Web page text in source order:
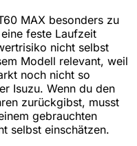
MAX besonders zu
feste Laufzeit
nicht selbst
Modell relevant, weil
noch nicht so
Isuzu. Wenn du den
zurückgibst, musst
gebrauchten
selbst einschätzen.